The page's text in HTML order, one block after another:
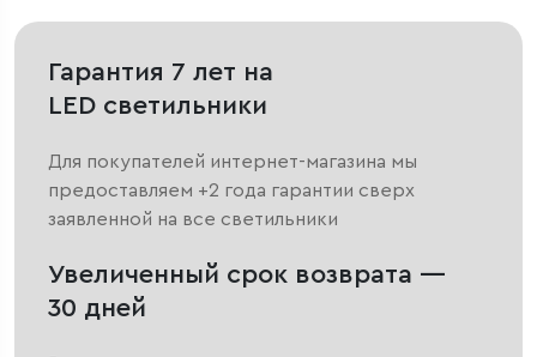
Гарантия 7 лет на
LED светильники
Для покупателей интернет-магазина мы
предоставляем +2 года гарантии сверх
заявленной на все светильники
Увеличенный срок возврата —
30 дней